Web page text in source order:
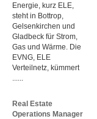
Energie, kurz ELE,
steht in Bottrop,
Gelsenkirchen und
Gladbeck für Strom,
Gas und Wärme. Die
EVNG, ELE
Verteilnetz, kümmert
Real Estate
Operations Manager